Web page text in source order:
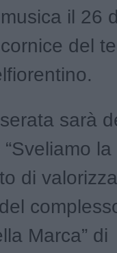
il 26
del
sarà
la
di
Marca” di